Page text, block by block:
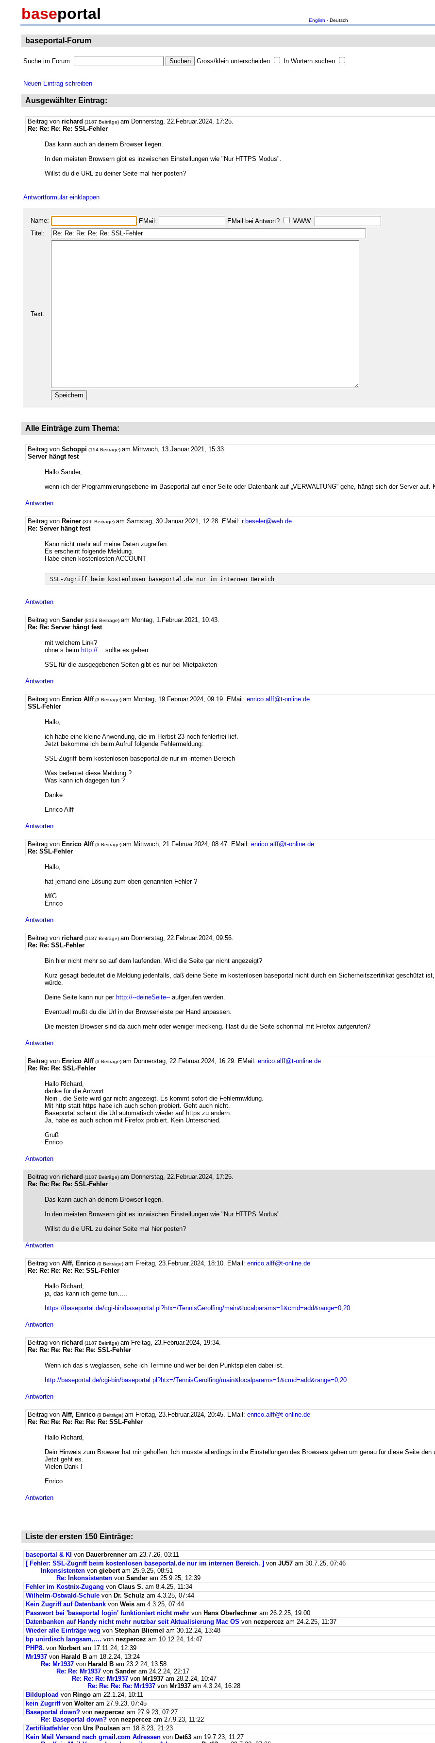
baseportal English - Deutsch
baseportal-Forum
Suche im Forum: Gross/klein unterscheiden In Wörtern suchen
Neuen Eintrag schreiben
Ausgewählter Eintrag:
Beitrag von richard (1187 Beiträge) am Donnerstag, 22.Februar.2024, 17:25.
Re: Re: Re: Re: SSL-Fehler
Das kann auch an deinem Browser liegen.
In den meisten Browsern gibt es inzwischen Einstellungen wie "Nur HTTPS Modus".
Willst du die URL zu deiner Seite mal hier posten?
Antwortformular einklappen
Name: EMail: EMail bei Antwort?
WWW:
Titel:
Text:
Alle Einträge zum Thema:
Beitrag von Schoppi (154 Beiträge) am Mittwoch, 13.Januar.2021, 15:33.
Server hängt fest
Hallo Sander,
wenn ich der Programmierungsebene im Baseportal auf einer Seite oder Datenbank auf „VERWALTUNG“ gehe, hängt sich der Server
Antworten
Beitrag von Reiner (306 Beiträge) am Samstag, 30.Januar.2021, 12:28. EMail: r.beseler@web.de
Re: Server hängt fest
Kann nicht mehr auf meine Daten zugreifen.
Es erscheint folgende Meldung.
Habe einen kostenlosten ACCOUNT
Antworten
Beitrag von Sander (8134 Beiträge) am Montag, 1.Februar.2021, 10:43.
Re: Re: Server hängt fest
mit welchem Link?
ohne s beim http://... sollte es gehen
SSL für die ausgegebenen Seiten gibt es nur bei Mietpaketen
Antworten
Beitrag von Enrico Alff(3 Beiträge) am Montag, 19.Februar.2024, 09:19. EMail: enrico.alff@t-online.de
SSL-Fehler
Hallo,
ich habe eine kleine Anwendung, die im Herbst 23 noch fehlerfrei lief.
Jetzt bekomme ich beim Aufruf folgende Fehlermeldung:
SSL-Zugriff beim kostenlosen baseportal.de nur im internen Bereich
Was bedeutet diese Meldung ?
Was kann ich dagegen tun ?
Danke
Enrico Alff
Antworten
Beitrag von Enrico Alff(3 Beiträge) am Mittwoch, 21.Februar.2024, 08:47. EMail: enrico.alff@t-online.de
Re: SSL-Fehler
Hallo,
hat jemand eine Lösung zum oben genannten Fehler ?
MfG
Enrico
Antworten
Beitrag von richard (1187 Beiträge) am Donnerstag, 22.Februar.2024, 09:56.
Re: Re: SSL-Fehler
Bin hier nicht mehr so auf dem laufenden. Wird die Seite gar nicht angezeigt?
Kurz gesagt bedeutet die Meldung jedenfalls, daß deine Seite im kostenlosen baseportal nicht durch ein Sicherheitszertifikat geschützt
würde.
Deine Seite kann nur per http://--deineSeite-- aufgerufen werden.
Eventuell mußt du die Url in der Browserleiste per Hand anpassen.
Die meisten Browser sind da auch mehr oder weniger meckerig. Hast du die Seite schonmal mit Firefox aufgerufen?
Antworten
Beitrag von Enrico Alff(3 Beiträge) am Donnerstag, 22.Februar.2024, 16:29. EMail: enrico.alff@t-online.de
Re: Re: Re: SSL-Fehler
Hallo Richard,
danke für die Antwort.
Nein , die Seite wird gar nicht angezeigt. Es kommt sofort die Fehlermwldung.
Mit http statt https habe ich auch schon probiert. Geht auch nicht.
Baseportal scheint die Url automatisch wieder auf https zu ändern.
Ja, habe es auch schon mit Firefox probiert. Kein Unterschied.
Gruß
Enrico
Antworten
Beitrag von richard (1187 Beiträge) am Donnerstag, 22.Februar.2024, 17:25.
Re: Re: Re: Re: SSL-Fehler
Das kann auch an deinem Browser liegen.
In den meisten Browsern gibt es inzwischen Einstellungen wie "Nur HTTPS Modus".
Willst du die URL zu deiner Seite mal hier posten?
Antworten
Beitrag von Alff, Enrico (0 Beiträge) am Freitag, 23.Februar.2024, 18:10. EMail: enrico.alff@t-online.de
Re: Re: Re: Re: Re: SSL-Fehler
Hallo Richard,
ja, das kann ich gerne tun.....
https://baseportal.de/cgi-bin/baseportal.pl?htx=/TennisGerolfing/main&localparams=1&cmd=add&range=0,20
Antworten
Beitrag von richard (1187 Beiträge) am Freitag, 23.Februar.2024, 19:34.
Re: Re: Re: Re: Re: Re: SSL-Fehler
Wenn ich das s weglassen, sehe ich Termine und wer bei den Punktspielen dabei ist.
http://baseportal.de/cgi-bin/baseportal.pl?htx=/TennisGerolfing/main&localparams=1&cmd=add&range=0,20
Antworten
Beitrag von Alff, Enrico (0 Beiträge) am Freitag, 23.Februar.2024, 20:45. EMail: enrico.alff@t-online.de
Re: Re: Re: Re: Re: Re: Re: SSL-Fehler
Hallo Richard,
Dein Hinweis zum Browser hat mir geholfen. Ich musste allerdings in die Einstellungen des Browsers gehen um genau für diese Seite
Jetzt geht es.
Vielen Dank !
Enrico
Antworten
Liste der ersten 150 Einträge:
baseportal & KI von Dauerbrenner am 23.7.26, 03:11
[ Fehler: SSL-Zugriff beim kostenlosen baseportal.de nur im internen Bereich. ] von JU57 am 30.7.25, 07:46
Inkonsistenten von giebertam 25.9.25, 08:51
Re: Inkonsistenten von Sander am 25.9.25, 12:39
Fehler im Kostnix-Zugang von Claus S. am 8.4.25, 11:34
Wilhelm-Ostwald-Schule von Dr. Schulz am 4.3.25, 07:44
Kein Zugriff auf Datenbank von Weis am 4.3.25, 07:44
Passwort bei 'baseportal login' funktioniert nicht mehr von Hans Oberlechner am 26.2.25, 19:00
Datenbanken auf Handy nicht mehr nutzbar seit Aktualisierung Mac OS von nezpercez am 24.2.25, 11:37
Wieder alle Einträge weg von Stephan Bliemel am 30.12.24, 13:48
bp unirdisch langsam,.... von nezpercez am 10.12.24, 14:47
PHP8. von Norbertam 17.11.24, 12:39
Mr1937 von Harald B am 18.2.24, 13:24
Re: Mr1937 von Harald B am 23.2.24, 13:58
Re: Re: Mr1937 von Sander am 24.2.24, 22:17
Re: Re: Re: Mr1937 von Mr1937 am 28.2.24, 10:47
Re: Re: Re: Re: Mr1937 von Mr1937 am 4.3.24, 16:28
Bildupload von Ringo am 22.1.24, 10:11
kein Zugriffvon Wolter am 27.9.23, 07:45
Baseportal down? von nezpercez am 27.9.23, 07:27
Re: Baseportal down? von nezpercez am 27.9.23, 11:22
Zertifikatfehler von Urs Poulsen am 18.8.23, 21:23
Kein Mail Versand nach gmail.com Adressen von Det63 am 19.7.23, 11:27